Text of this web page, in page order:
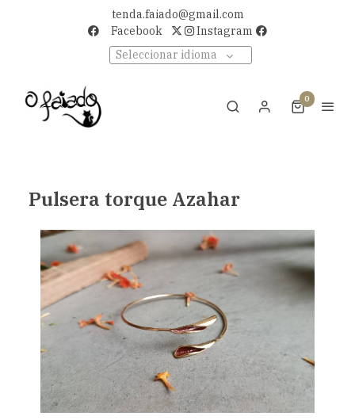
tenda.faiado@gmail.com
Facebook
Instagram
Seleccionar idioma
0
Pulsera torque Azahar